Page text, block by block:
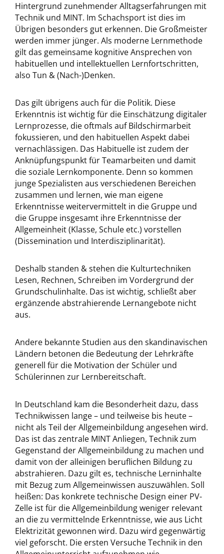
Hintergrund zunehmender Alltagserfahrungen mit
Technik und MINT. Im Schachsport ist dies im
Übrigen besonders gut erkennen. Die Großmeister
werden immer jünger. Als moderne Lernmethode
gilt das gemeinsame kognitive Ansprechen von
habituellen und intellektuellen Lernfortschritten,
also Tun & (Nach-)Denken.
Das gilt übrigens auch für die Politik. Diese
Erkenntnis ist wichtig für die Einschätzung digitaler
Lernprozesse, die oftmals auf Bildschirmarbeit
fokussieren, und den habituellen Aspekt dabei
vernachlässigen. Das Habituelle ist zudem der
Anknüpfungspunkt für Teamarbeiten und damit
die soziale Lernkomponente. Denn so kommen
junge Spezialisten aus verschiedenen Bereichen
zusammen und lernen, wie man eigene
Erkenntnisse weitervermittelt in die Gruppe und
die Gruppe insgesamt ihre Erkenntnisse der
Allgemeinheit (Klasse, Schule etc.) vorstellen
(Dissemination und Interdisziplinarität).
Deshalb standen & stehen die Kulturtechniken
Lesen, Rechnen, Schreiben im Vordergrund der
Grundschulinhalte. Das ist wichtig, schließt aber
ergänzende abstrahierende Lernangebote nicht
aus.
Andere bekannte Studien aus den skandinavischen
Ländern betonen die Bedeutung der Lehrkräfte
generell für die Motivation der Schüler und
Schülerinnen zur Lernbereitschaft.
In Deutschland kam die Besonderheit dazu, dass
Technikwissen lange – und teilweise bis heute –
nicht als Teil der Allgemeinbildung angesehen wird.
Das ist das zentrale MINT Anliegen, Technik zum
Gegenstand der Allgemeinbildung zu machen und
damit von der alleinigen beruflichen Bildung zu
abstrahieren. Dazu gilt es, technische Lerninhalte
mit Bezug zum Allgemeinwissen auszuwählen. Soll
heißen: Das konkrete technische Design einer PV-
Zelle ist für die Allgemeinbildung weniger relevant
an die zu vermittelnde Erkenntnisse, wie aus Licht
Elektrizität gewonnen wird. Dazu wird gegenwärtig
viel geforscht. Die ersten Versuche Technik in den